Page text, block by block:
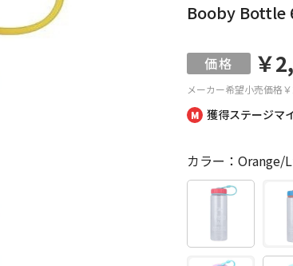
獲得ステージマ
Booby Bottle
メーカー希望小売価格
￥
カラー：Orange/